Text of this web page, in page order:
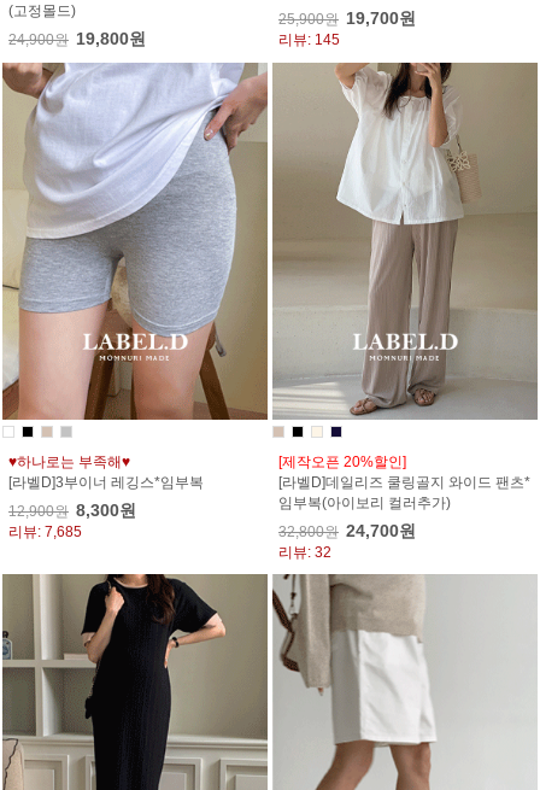
(고정몰드)
24,900원 19,800원
25,900원 19,700원
리뷰: 145
♥하나로는 부족해♥
[라벨D]3부이너 레깅스*임부복
12,900원 8,300원
리뷰: 7,685
[제작오픈 20%할인]
[라벨D]데일리즈 쿨링골지 와이드 팬츠*
임부복(아이보리 컬러추가)
32,800원 24,700원
리뷰: 32